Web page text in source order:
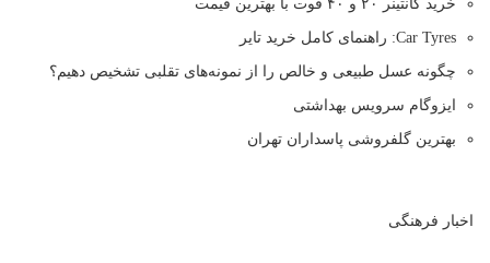
خرید کانتینر ۲۰ و ۴۰ فوت با بهترین قیمت
Car Tyres: راهنمای کامل خرید تایر
چگونه عسل طبیعی و خالص را از نمونه‌های تقلبی تشخیص دهیم؟
ایزوگام سرویس بهداشتی
بهترین گلفروشی پاسداران تهران
اخبار فرهنگی